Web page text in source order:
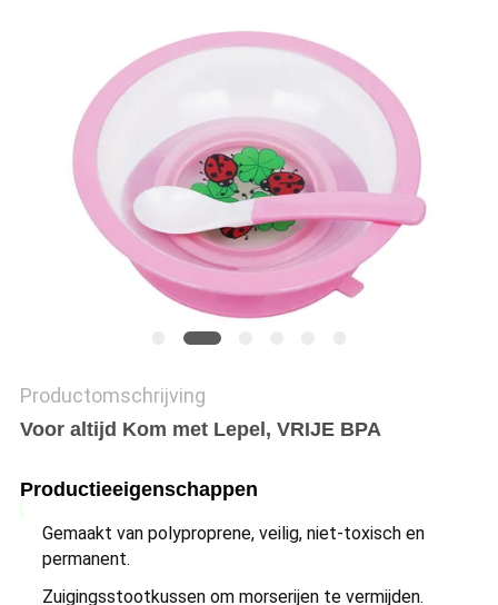
PRIVACY
POLICY
Productomschrijving
Voor altijd Kom met Lepel, VRIJE BPA
Productieeigenschappen
Gemaakt van polyproprene, veilig, niet-toxisch en
permanent.
Zuigingsstootkussen om morserijen te vermijden.